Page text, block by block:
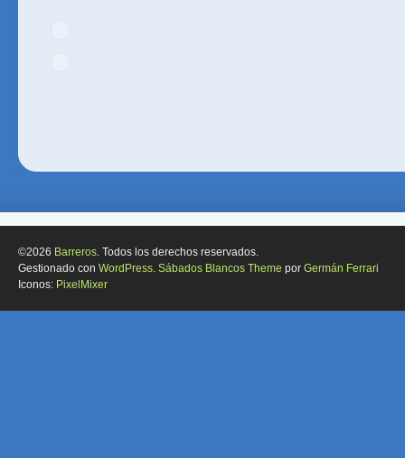
©2026 Barreros. Todos los derechos reservados.
Gestionado con WordPress. Sábados Blancos Theme por Germán Ferrari
Iconos: PixelMixer